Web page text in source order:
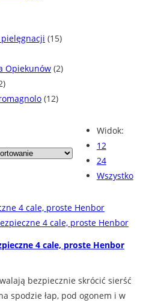
Widok:
12
24
Wszystko
4 cale, proste Henbor
bezpiecznie skrócić sierść
spodzie łap, pod ogonem i w
(15)
Opiekunów (2)
(12)